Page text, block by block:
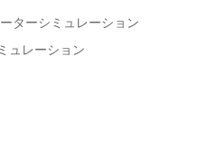
ターシミュレーション
ュレーション